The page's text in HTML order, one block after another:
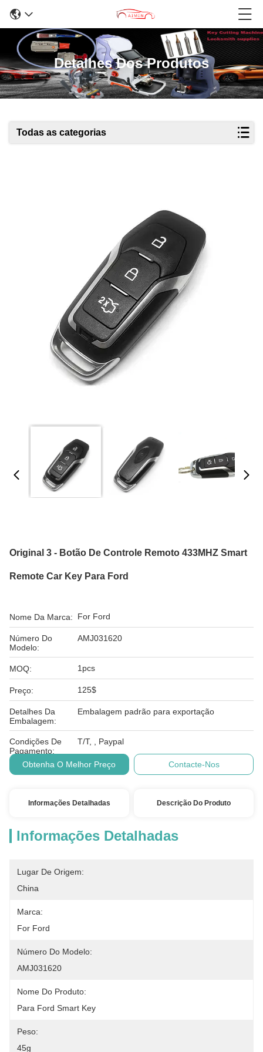
Detalhes Dos Produtos
Todas as categorias
Original 3 - Botão De Controle Remoto 433MHZ Smart
Remote Car Key Para Ford
Nome Da Marca: For Ford
Número Do
Modelo:
AMJ031620
MOQ: 1pcs
Preço: 125$
Detalhes Da
Embalagem:
Embalagem padrão para exportação
Condições De
Pagamento:
T/T, , Paypal
Obtenha O Melhor Preço Contacte-Nos
Informações Detalhadas Descrição Do Produto
Informações Detalhadas
Lugar De Origem:
China
Marca:
For Ford
Número Do Modelo:
AMJ031620
Nome Do Produto:
Para Ford Smart Key
Peso:
45g